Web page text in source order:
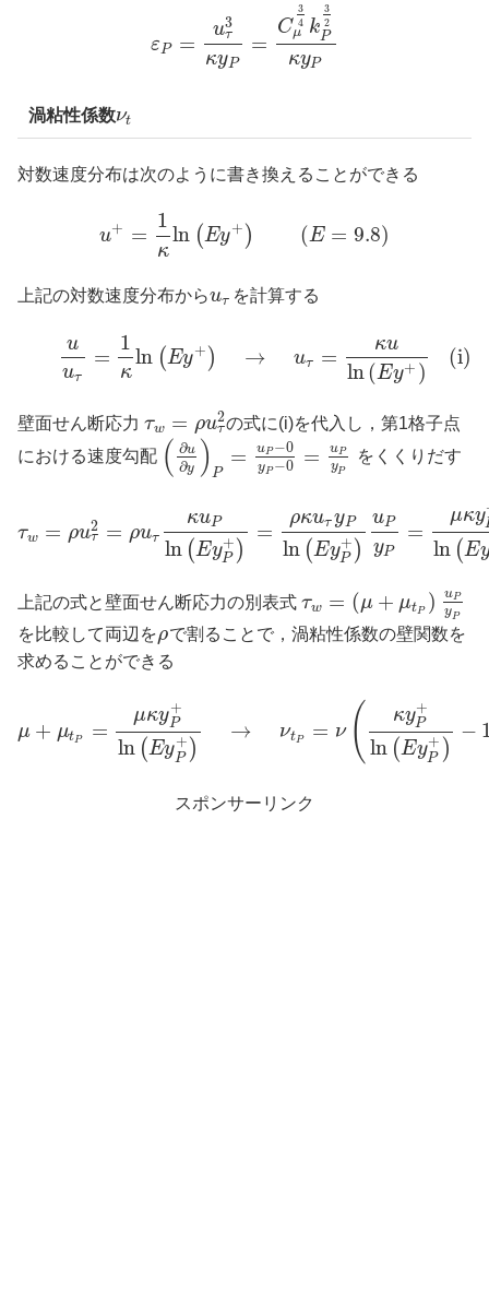
ε P =
u3
τ
κyP
=
C
3
4
μ k
3
2
P
κyP
渦粘性係数νt
対数速度分布は次のように書き換えることができる
u+ =
1
κ
ln (Ey+ ) (E = 9.8)
上記の対数速度分布からuτ を計算する
u
uτ
=
1
κ
ln (Ey+ ) → uτ =
κu
ln(Ey+ )
(i)
壁面せん断応力 τw = ρu2
τの式に(i)を代入し，第1格子点
における速度勾配 ( ∂u
∂y ) P
= uP −0
yP −0 = uP
yP
をくくりだす
τw = ρu2
τ = ρuτ
κuP
ln (Ey+
P )
=
ρκuτ yP
ln (Ey+
P )
uP
yP
=
μκy
ln (E
上記の式と壁面せん断応力の別表式 τw = (μ + μtP ) uP
yP
を比較して両辺をρで割ることで，渦粘性係数の壁関数を
求めることができる
μ + μtP =
μκy+
P
ln (Ey+
P )
→ νtP = ν ( κy+
P
ln (Ey+
P )
−
スポンサーリンク